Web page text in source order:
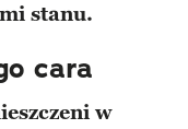
stanu.
cara
w